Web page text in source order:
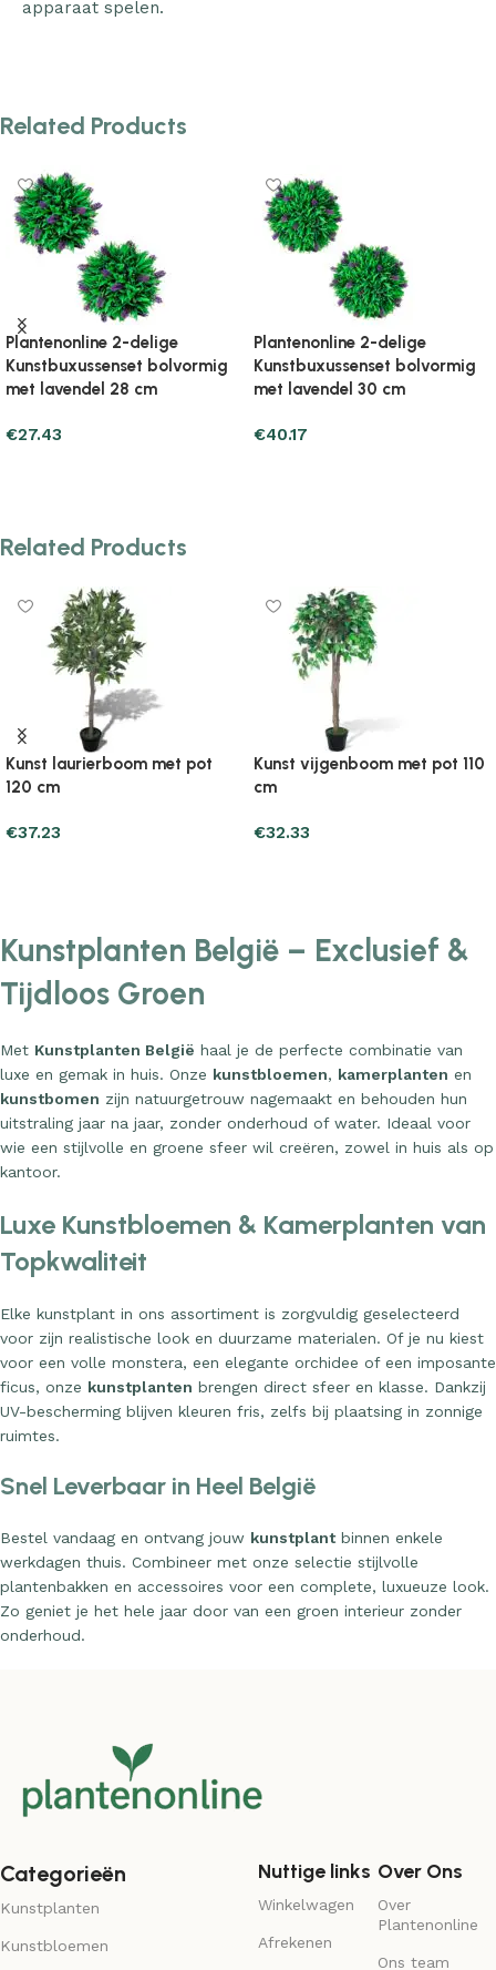
apparaat spelen.
Related Products
Plantenonline Kunst calla lelie
plant met pot 45 cm wit
Add to cart
Plantenonline Kunst yucca
plant met pot 85 cm groen
Add to cart
pot 110
Kunst vijgenboom met pot 60
cm
Kunst
cm
Kunstplanten België – Exclusief &
Tijdloos Groen
luxe en gemak in huis. Onzekunstbloemen,kamerplantenen
kunstbomenzijn natuurgetrouw nagemaakt en behouden hun
uitstraling jaar na jaar, zonder onderhoud of water. Ideaal voor
wie een stijlvolle en groene sfeer wil creëren, zowel in huis als op
kantoor.
Topkwaliteit
voor zijn realistische look en duurzame materialen. Of je nu kiest
voor een volle monstera, een elegante orchidee of een imposante
ficus, onzekunstplanten brengen direct sfeer en klasse. Dankzij
UV-bescherming blijven kleuren fris, zelfs bij plaatsing in zonnige
ruimtes.
werkdagen thuis. Combineer met onze selectie stijlvolle
plantenbakken en accessoires voor een complete, luxueuze look.
Zo geniet je het hele jaar door van een groen interieur zonder
onderhoud.
Kunstplanten
Kunstbloemen
Winkelwagen
Afrekenen
Over
Plantenonline